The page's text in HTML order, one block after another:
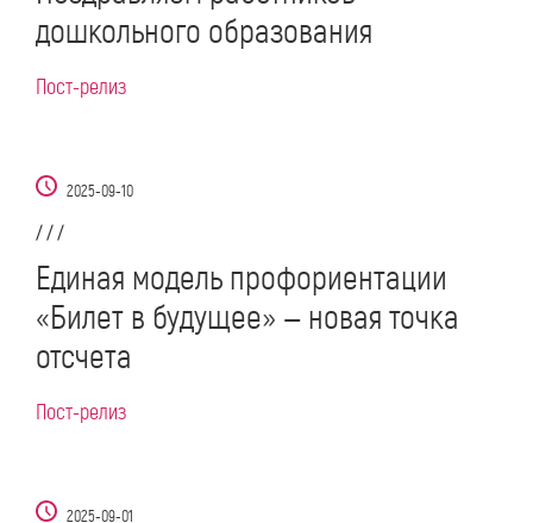
дошкольного образования
Пост-релиз
2025-09-10
/ / /
Единая модель профориентации
«Билет в будущее» — новая точка
отсчета
Пост-релиз
2025-09-01